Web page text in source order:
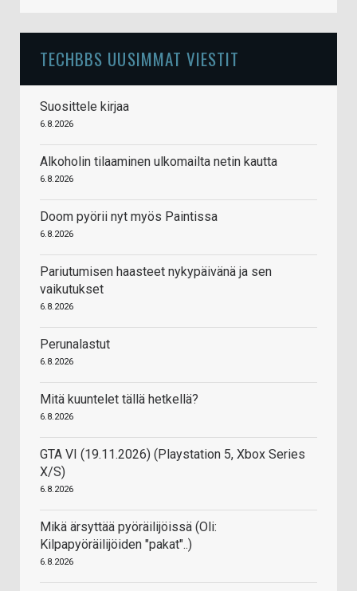
TECHBBS UUSIMMAT VIESTIT
Suosittele kirjaa
6.8.2026
Alkoholin tilaaminen ulkomailta netin kautta
6.8.2026
Doom pyörii nyt myös Paintissa
6.8.2026
Pariutumisen haasteet nykypäivänä ja sen
vaikutukset
6.8.2026
Perunalastut
6.8.2026
Mitä kuuntelet tällä hetkellä?
6.8.2026
GTA VI (19.11.2026) (Playstation 5, Xbox Series
X/S)
6.8.2026
Mikä ärsyttää pyöräilijöissä (Oli:
Kilpapyöräilijöiden "pakat"..)
6.8.2026